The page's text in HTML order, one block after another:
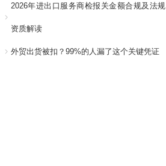
2026年进出口服务商检报关金额合规及法规
资质解读
外贸出货被扣？99%的人漏了这个关键凭证